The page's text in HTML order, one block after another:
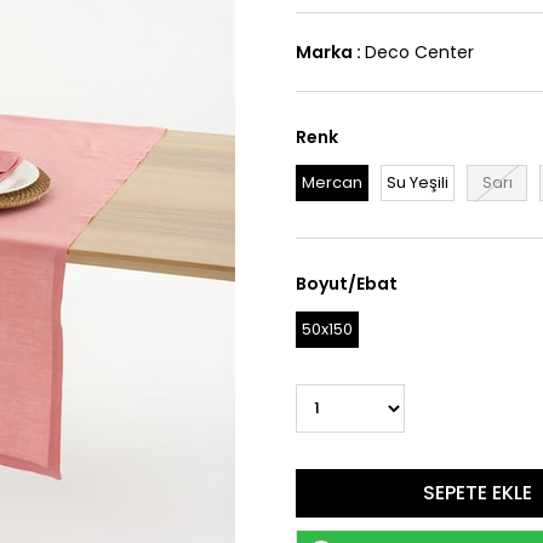
Marka : Deco Center
Renk
Mercan Su Yeşili Sarı
Boyut/Ebat
50x150